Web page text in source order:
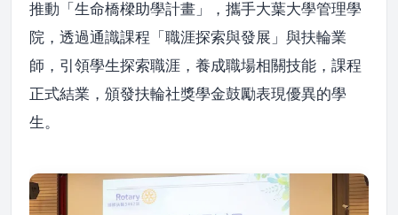
推動「生命橋樑助學計畫」，攜手大葉大學管理學
院，透過通識課程「職涯探索與發展」與扶輪業
師，引領學生探索職涯，養成職場相關技能，課程
正式結業，頒發扶輪社獎學金鼓勵表現優異的學
生。